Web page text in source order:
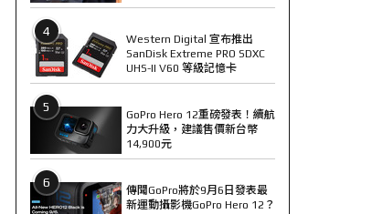
4
Western Digital 宣布推出
SanDisk Extreme PRO SDXC
UHS-II V60 等級記憶卡
5
GoPro Hero 12重磅發表！續航
力大升級，建議售價新台幣
14,900元
6
傳聞GoPro將於9月6日發表最
新運動攝影機GoPro Hero 12？